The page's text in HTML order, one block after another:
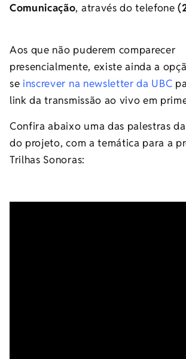
Comunicação, através do telefone
Aos que não puderem comparecer
presencialmente, existe ainda a
se inscrever na newsletter da UBC
link da transmissão ao vivo em
Confira abaixo uma das palestras
do projeto, com a temática para a
Trilhas Sonoras: